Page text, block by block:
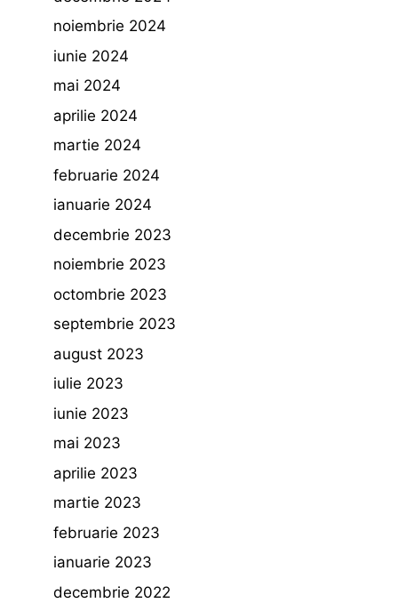
noiembrie 2024
iunie 2024
mai 2024
aprilie 2024
martie 2024
februarie 2024
ianuarie 2024
decembrie 2023
noiembrie 2023
octombrie 2023
septembrie 2023
august 2023
iulie 2023
iunie 2023
mai 2023
aprilie 2023
martie 2023
februarie 2023
ianuarie 2023
decembrie 2022